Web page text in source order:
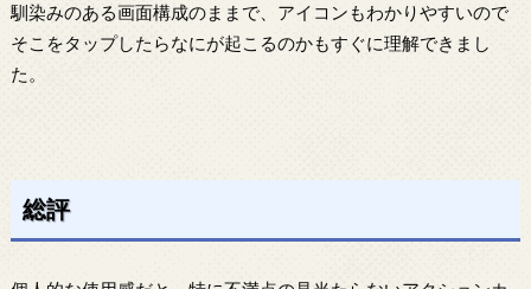
馴染みのある画面構成のままで、アイコンもわかりやすいので
そこをタップしたらなにが起こるのかもすぐに理解できまし
た。
総評